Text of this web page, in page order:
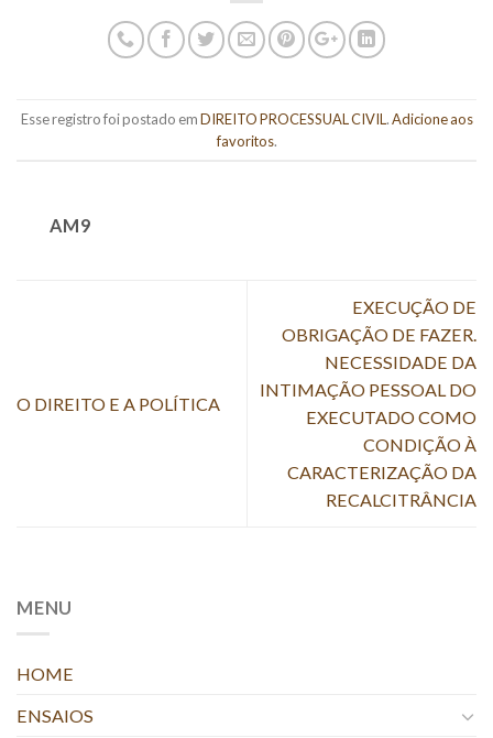
Esse registro foi postado emDIREITO PROCESSUAL CIVIL.Adicione aos
favoritos.
AM9
O DIREITO E A POLÍTICA
EXECUÇÃO DE
OBRIGAÇÃO DE FAZER.
NECESSIDADE DA
INTIMAÇÃO PESSOAL DO
EXECUTADO COMO
CONDIÇÃO À
CARACTERIZAÇÃO DA
RECALCITRÂNCIA
MENU
HOME
ENSAIOS